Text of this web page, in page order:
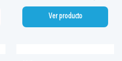
Ver producto